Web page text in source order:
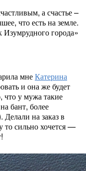
а счастье –
что есть на земле.
города»
мнеКатерина
и она же будет
что у мужа такие
бант, более
Делали на заказ в
то сильно хочется —